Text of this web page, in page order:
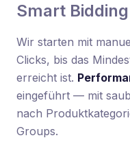
Smart Bidding
Wir starten mit
Clicks, bis das
erreicht ist.
eingeführt — mit
nach
Groups.